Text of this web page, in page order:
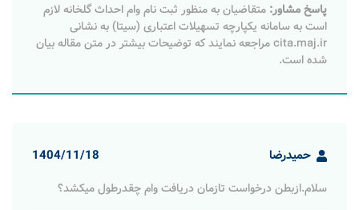
پاسخ مشاور: متقاضیان به منظور ثبت نام وام احداث گلخانه لازم
است به سامانه یکپارچه تسهیلات اعتباری (سیتا) به نشانی
cita.maj.ir مراجعه نمایند که توضیحات بیشتر در متن مقاله بیان
شده است.
حمیدرضا 1404/11/18
سلام.ازبطن درخواست تازمان دریافت وام چقدرطول میکشد؟